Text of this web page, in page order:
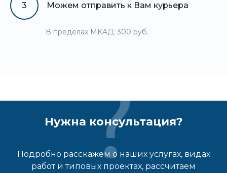
3 Можем отправить к Вам курьера
В пределах МКАД: 300 руб.
Нужна консультация?
Подробно расскажем о наших услугах, видах
работ и типовых проектах, рассчитаем